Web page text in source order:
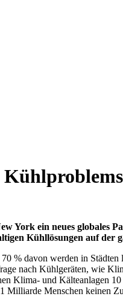
ein neues globales
Kühllösungen auf der
% davon werden in Städten
nach Kühlgeräten, wie
Klima- und Kälteanlagen
Milliarde Menschen keinen